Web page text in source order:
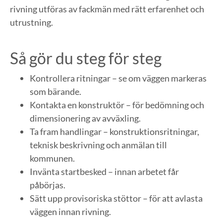
rivning utföras av fackmän med rätt erfarenhet och
utrustning.
Så gör du steg för steg
Kontrollera ritningar – se om väggen markeras
som bärande.
Kontakta en konstruktör – för bedömning och
dimensionering av avväxling.
Ta fram handlingar – konstruktionsritningar,
teknisk beskrivning och anmälan till
kommunen.
Invänta startbesked – innan arbetet får
påbörjas.
Sätt upp provisoriska stöttor – för att avlasta
väggen innan rivning.